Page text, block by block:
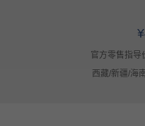
官方零售指导
西藏/新疆/海